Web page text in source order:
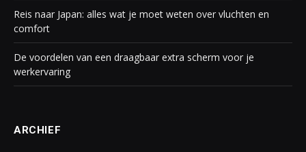
Reis naar Japan: alles wat je moet weten over vluchten en
comfort
De voordelen van een draagbaar extra scherm voor je
werkervaring
ARCHIEF